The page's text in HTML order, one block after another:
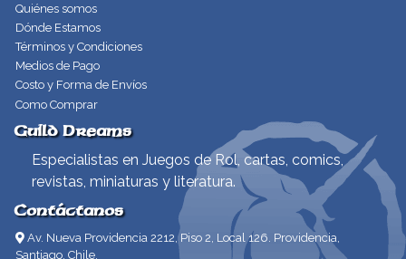
Quiénes somos
Dónde Estamos
Términos y Condiciones
Medios de Pago
Costo y Forma de Envíos
Como Comprar
Guild Dreams
Especialistas en Juegos de Rol, cartas, comics,
revistas, miniaturas y literatura.
Contáctanos
Av. Nueva Providencia 2212, Piso 2, Local 126. Providencia,
Santiago, Chile.